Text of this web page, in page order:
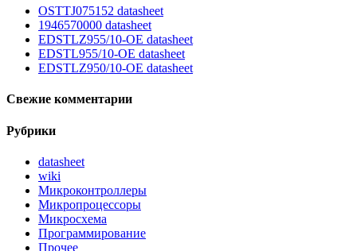
OSTTJ075152 datasheet
1946570000 datasheet
EDSTLZ955/10-OE datasheet
EDSTL955/10-OE datasheet
EDSTLZ950/10-OE datasheet
Свежие комментарии
Рубрики
datasheet
wiki
Микроконтроллеры
Микропроцессоры
Микросхема
Программирование
Прочее